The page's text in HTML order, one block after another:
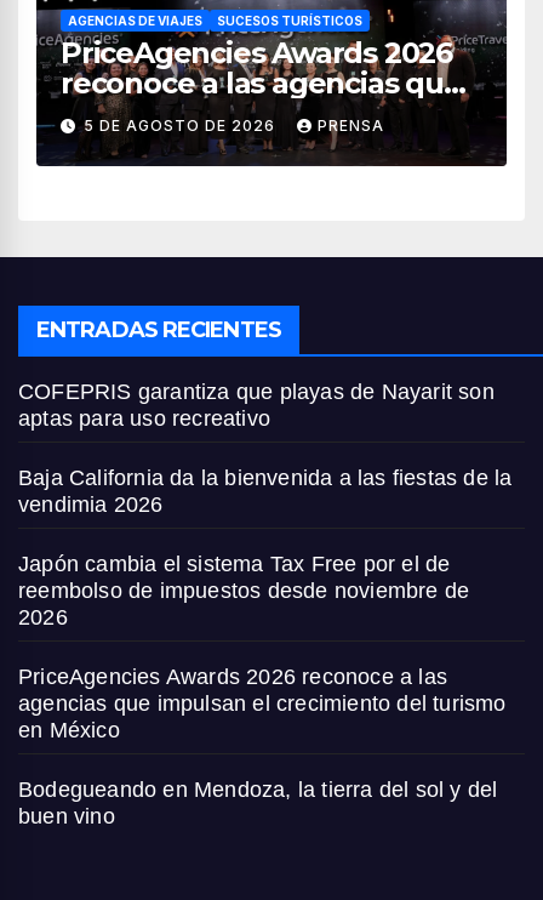
AGENCIAS DE VIAJES SUCESOS TURÍSTICOS
PriceAgencies Awards 2026
reconoce a las agencias que
impulsan el crecimiento del
turismo en México
5 DE AGOSTO DE 2026 PRENSA
ENTRADAS RECIENTES
COFEPRIS garantiza que playas de Nayarit son
aptas para uso recreativo
Baja California da la bienvenida a las fiestas de la
vendimia 2026
Japón cambia el sistema Tax Free por el de
reembolso de impuestos desde noviembre de
2026
PriceAgencies Awards 2026 reconoce a las
agencias que impulsan el crecimiento del turismo
en México
Bodegueando en Mendoza, la tierra del sol y del
buen vino